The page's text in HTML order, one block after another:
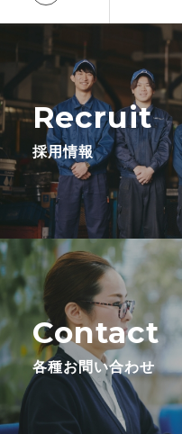
Recruit
採用情報
Contact
各種お問い合わせ